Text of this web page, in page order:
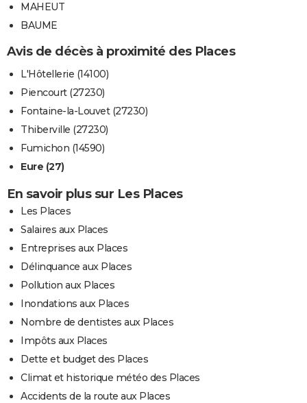
MAHEUT
BAUME
Avis de décès à proximité des Places
L'Hôtellerie (14100)
Piencourt (27230)
Fontaine-la-Louvet (27230)
Thiberville (27230)
Fumichon (14590)
Eure (27)
En savoir plus sur Les Places
Les Places
Salaires aux Places
Entreprises aux Places
Délinquance aux Places
Pollution aux Places
Inondations aux Places
Nombre de dentistes aux Places
Impôts aux Places
Dette et budget des Places
Climat et historique météo des Places
Accidents de la route aux Places